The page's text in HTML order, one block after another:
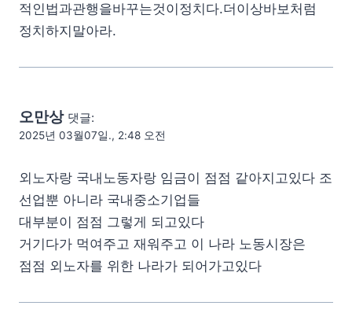
적인법과관행을바꾸는것이정치다.더이상바보처럼
정치하지말아라.
오만상 댓글:
2025년 03월07일., 2:48 오전
외노자랑 국내노동자랑 임금이 점점 같아지고있다 조
선업뿐 아니라 국내중소기업들
대부분이 점점 그렇게 되고있다
거기다가 먹여주고 재워주고 이 나라 노동시장은
점점 외노자를 위한 나라가 되어가고있다